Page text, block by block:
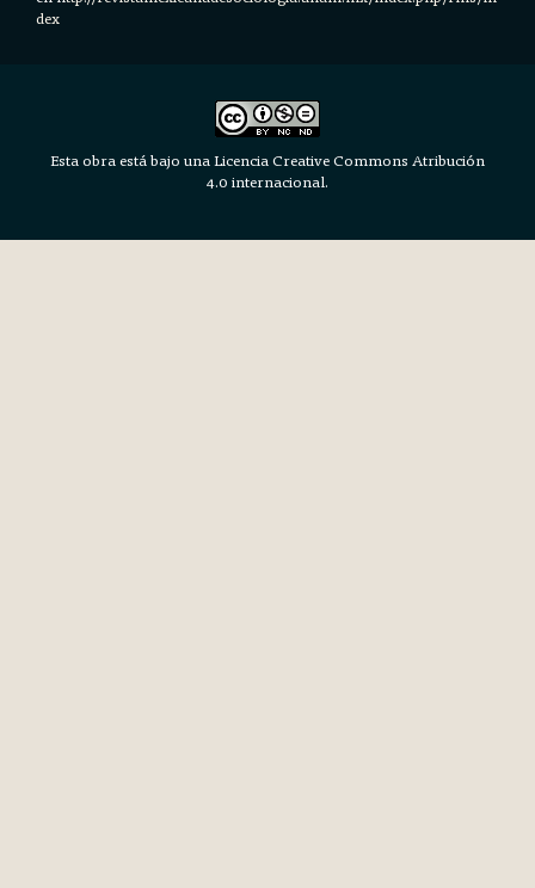
dex
Esta obra está bajo una Licencia Creative Commons Atribución
4.0 internacional.